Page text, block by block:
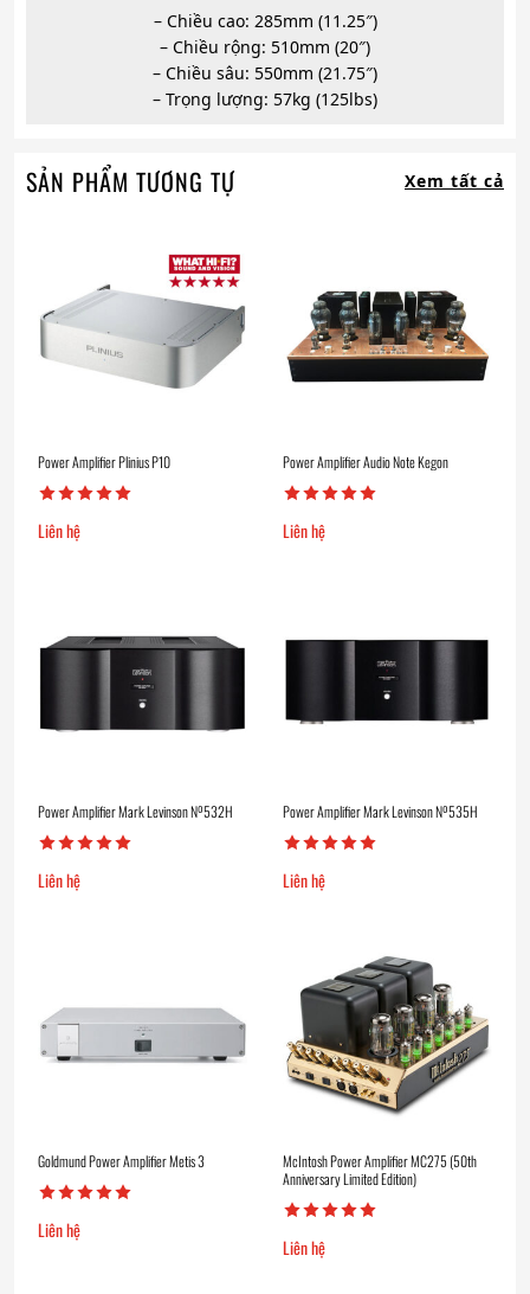
– Chiều cao: 285mm (11.25″)
– Chiều rộng: 510mm (20″)
– Chiều sâu: 550mm (21.75″)
– Trọng lượng: 57kg (125lbs)
SẢN PHẨM TƯƠNG TỰ Xem tất cả
Power Amplifier Plinius P10
Liên hệ
Power Amplifier Audio Note Kegon
Liên hệ
Power Amplifier Mark Levinson Nº532H
Liên hệ
Power Amplifier Mark Levinson Nº535H
Liên hệ
Goldmund Power Amplifier Metis 3
Liên hệ
McIntosh Power Amplifier MC275 (50th
Anniversary Limited Edition)
Liên hệ